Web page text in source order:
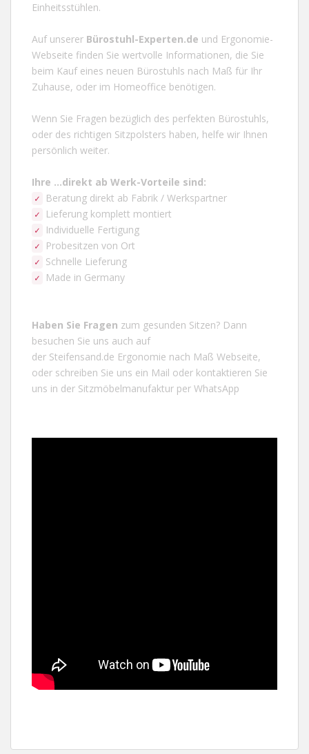
Einheitsstühlen.
Auf unserer Bürostuhl-Experten.de und Ergonomie-
Webseite finden Sie wertvolle Informationen, die Sie
beim Kauf eines neuen Bürostuhls nach Maß für Ihr
Zuhause, oder im Homeoffice benötigen.
Wenn Sie Fragen bezüglich des perfekten Bürostuhls,
oder des richtigen Sitzpolsters haben, helfe wir Ihnen
persönlich weiter.
Ihre ...direkt ab Werk-Vorteile sind:
✓ Beratung direkt ab Fabrik / Werkspartner
✓ Lieferung komplett montiert
✓ Individuelle Fertigung
✓ Probesitzen von Ort
✓ Schnelle Lieferung
✓ Made in Germany
Haben Sie Fragen zum gesunden Sitzen? Dann
besuchen Sie uns auch auf
der Steifensand.de Ergonomie nach Maß Webseite,
oder schreiben Sie uns ein Mail oder kontaktieren Sie
uns in der Sitzmöbelmanufaktur per WhatsApp